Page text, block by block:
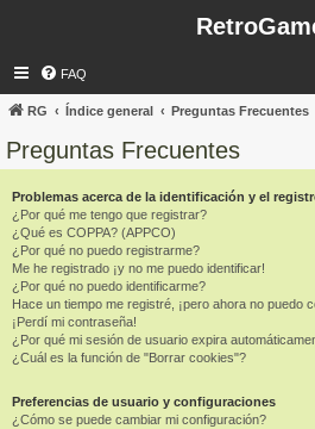
FAQ
RG Índice general Preguntas Frecuentes
Preguntas Frecuentes
Problemas acerca de la identificación y el
¿Por qué me tengo que registrar?
¿Qué es COPPA? (APPCO)
¿Por qué no puedo registrarme?
Me he registrado ¡y no me puedo identificar!
¿Por qué no puedo identificarme?
Hace un tiempo me registré, ¡pero ahora no puedo
¡Perdí mi contraseña!
¿Por qué mi sesión de usuario expira
¿Cuál es la función de "Borrar cookies"?
Preferencias de usuario y configuraciones
¿Cómo se puede cambiar mi configuración?